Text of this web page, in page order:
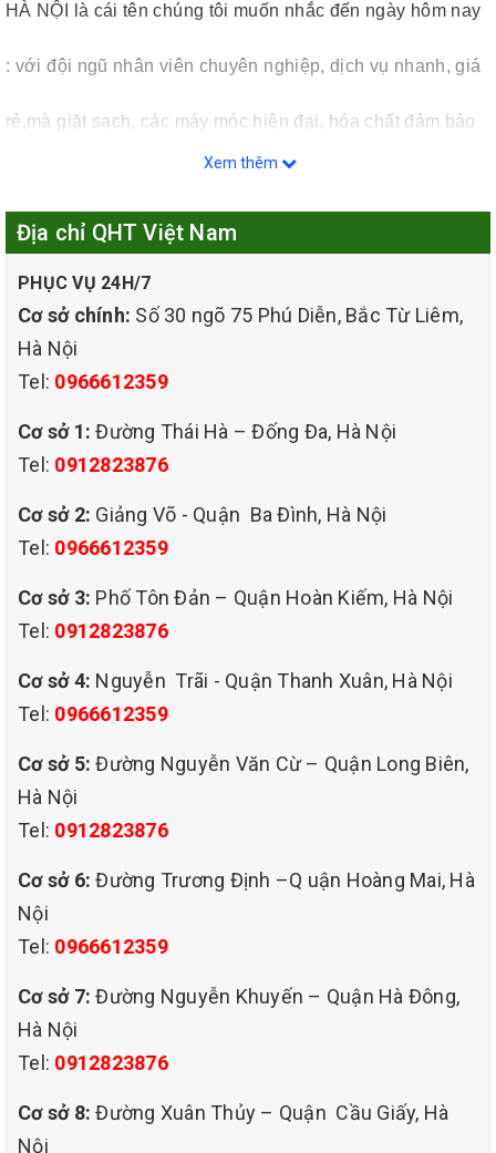
HÀ NỘI là cái tên chúng tôi muốn nhắc đến ngày hôm nay
: với đội ngũ nhân viên chuyên nghiệp, dịch vụ nhanh, giá
rẻ,mà giặt sạch, các máy móc hiện đại, hóa chất đảm bảo
nhà do bị bẩn, ẩm mốc, hay bị thú cưng tè bậy….thì hãy
chọn CÔNG TY TNHH QHT VIỆT NAM nhé công ty chúng
tôi hứa hẹn sẽ làm cho bạn hài lòng nhất,trả lại không gian
dương vương quận tây hồ hà nội,
DỊCH VỤ GIẶT GHẾ SOFA Ở ĐƯỜNG AN DƯƠNG
VƯƠNG QUẬN TÂY HỒ HÀ NỘI
-Nhiều khách hàng khi chưa biết về chúng tôi thường đặt
đặt ra câu hỏi như : tại sao phải chọn dịch giặt ghế sofa của
Xem thêm
Địa chỉ QHT Việt Nam
PHỤC VỤ 24H/7
Cơ sở chính: Số 30 ngõ 75 Phú Diễn, Bắc Từ Liêm,
Hà Nội
Tel: 0966612359
Cơ sở 1: Đường Thái Hà – Đống Đa, Hà Nội
Tel: 0912823876
Cơ sở 2: Giảng Võ - Quận Ba Đình, Hà Nội
Tel: 0966612359
Cơ sở 3: Phố Tôn Đản – Quận Hoàn Kiếm, Hà Nội
Tel: 0912823876
Cơ sở 4: Nguyễn Trãi - Quận Thanh Xuân, Hà Nội
Tel: 0966612359
Cơ sở 5: Đường Nguyễn Văn Cừ – Quận Long Biên,
Hà Nội
Tel: 0912823876
Cơ sở 6: Đường Trương Định –Q uận Hoàng Mai, Hà
Nội
Tel: 0966612359
Cơ sở 7:Đường Nguyễn Khuyến – Quận Hà Đông,
Hà Nội
Tel: 0912823876
Cơ sở 8:Đường Xuân Thủy – Quận Cầu Giấy, Hà
Nội